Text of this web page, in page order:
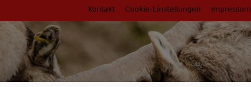
Fußbereichsmenü
Kontakt Cookie-Einstellungen Impressum